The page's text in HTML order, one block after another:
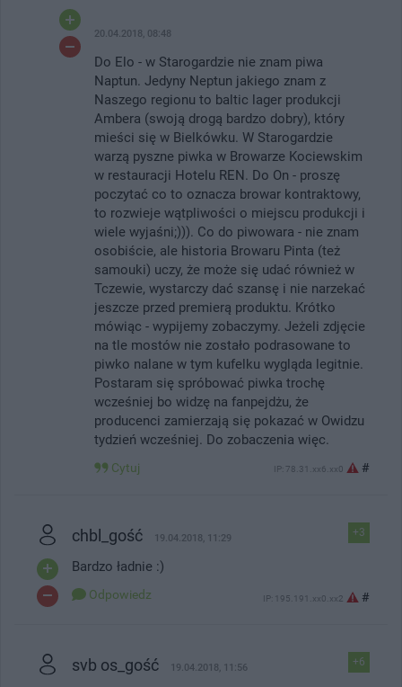
20.04.2018, 08:48
Do Elo - w Starogardzie nie znam piwa
Naptun. Jedyny Neptun jakiego znam z
Naszego regionu to baltic lager produkcji
Ambera (swoją drogą bardzo dobry), który
mieści się w Bielkówku. W Starogardzie
warzą pyszne piwka w Browarze Kociewskim
w restauracji Hotelu REN. Do On - proszę
poczytać co to oznacza browar kontraktowy,
to rozwieje wątpliwości o miejscu produkcji i
wiele wyjaśni;))). Co do piwowara - nie znam
osobiście, ale historia Browaru Pinta (też
samouki) uczy, że może się udać również w
Tczewie, wystarczy dać szansę i nie narzekać
jeszcze przed premierą produktu. Krótko
mówiąc - wypijemy zobaczymy. Jeżeli zdjęcie
na tle mostów nie zostało podrasowane to
piwko nalane w tym kufelku wygląda legitnie.
Postaram się spróbować piwka trochę
wcześniej bo widzę na fanpejdżu, że
producenci zamierzają się pokazać w Owidzu
tydzień wcześniej. Do zobaczenia więc.
Cytuj IP: 78.31.xx6.xx0 #
+3
chbl_gość 19.04.2018, 11:29
Bardzo ładnie :)
Odpowiedz IP: 195.191.xx0.xx2 #
+6
svb os_gość 19.04.2018, 11:56